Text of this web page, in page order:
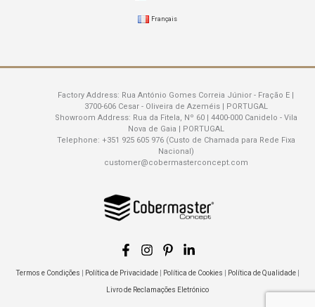
Français
Factory Address: Rua António Gomes Correia Júnior - Fração E |
3700-606 Cesar - Oliveira de Azeméis | PORTUGAL
Showroom Address: Rua da Fitela, Nº 60 | 4400-000 Canidelo - Vila
Nova de Gaia | PORTUGAL
Telephone: +351 925 605 976 (Custo de Chamada para Rede Fixa
Nacional)
customer@cobermasterconcept.com
Termos e Condições Política de Privacidade| Política de Cookies Política de Qualidade|
Livro de Reclamações Eletrónico